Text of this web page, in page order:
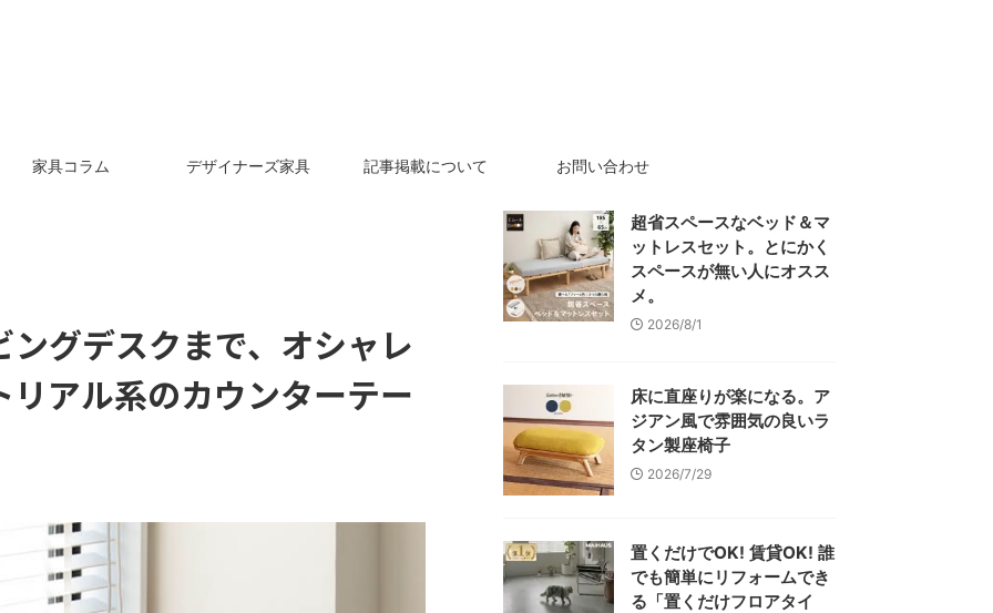
家具コラム デザイナーズ家具 記事掲載について お問い合わせ
グデスクまで、オシャレ
アル系のカウンターテー
超省スペースなベッド＆マ
ットレスセット。とにかく
スペースが無い人にオスス
メ。
2026/8/1
床に直座りが楽になる。ア
ジアン風で雰囲気の良いラ
タン製座椅子
2026/7/29
置くだけでOK! 賃貸OK! 誰
でも簡単にリフォームでき
る「置くだけフロアタイ